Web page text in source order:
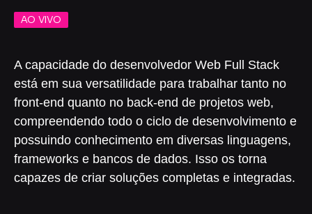
AO VIVO
A capacidade do desenvolvedor Web Full Stack
está em sua versatilidade para trabalhar tanto no
front-end quanto no back-end de projetos web,
compreendendo todo o ciclo de desenvolvimento e
possuindo conhecimento em diversas linguagens,
frameworks e bancos de dados. Isso os torna
capazes de criar soluções completas e integradas.